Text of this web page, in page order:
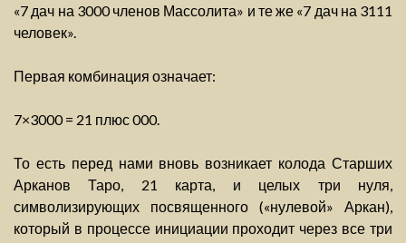
«7 дач на 3000 членов Массолита» и те же «7 дач на 3111
человек».
Первая комбинация означает:
7×3000 = 21 плюс 000.
То есть перед нами вновь возникает колода Старших
Арканов Таро, 21 карта, и целых три нуля,
символизирующих посвященного («нулевой» Аркан),
который в процессе инициации проходит через все три